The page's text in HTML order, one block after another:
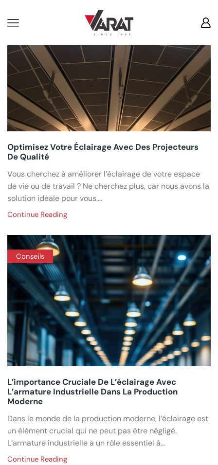
Conseils
Optimisez Votre Éclairage Avec Des Projecteurs
De Qualité
Vous cherchez à améliorer l’éclairage de votre espace
de vie ou de travail ? Ne cherchez plus, car nous avons la
solution idéale pour vous....
Continue Reading
Conseils
L’importance Cruciale De L’éclairage Avec
L’armature Industrielle Dans La Production
Moderne
Dans le monde de la production moderne, l’éclairage est
un élément crucial qui ne peut pas être négligé.
L’armature industrielle a un rôle essentiel à...
Continue Reading